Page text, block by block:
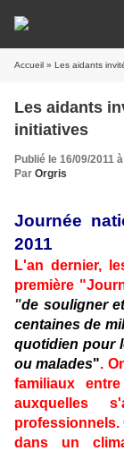
Accueil » Les aidants
Les aidants
initiatives
Publié le 16/09/2011
Par Orgris
Journée
2011
L'an dernier,
première "
"de souligner
centaines de
quotidien pour
ou malades".
familiaux
auxquelles
professionnels.
dans un